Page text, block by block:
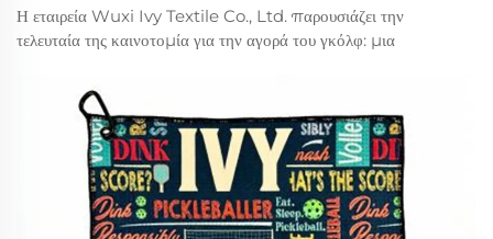
Η εταιρεία Wuxi Ivy Textile Co., Ltd. παρουσιάζει την
τελευταία της καινοτομία για την αγορά του γκόλφ: μια
σχεδιασμένη για απρόσκοπτο καθαρισμό ρόπαλων και
μπάλες. Αυτή η σκεπτική προσθήκη ανεβάζει το επίπεδο της
συνηθισμένης πετσέτας γκόλφ σε...